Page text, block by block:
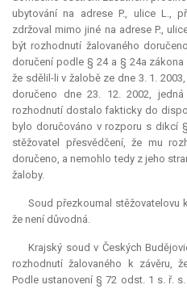
ubytování na adrese P., ulice L.,
zdržoval mimo jiné na adrese P.,
být rozhodnutí žalovaného
doručení podle § 24 a § 24a
že sdělil-li v žalobě ze dne 3. 1.
doručeno dne 23. 12. 2002,
rozhodnutí dostalo fakticky do
bylo doručováno v rozporu s dikcí
stěžovatel přesvědčení, že mu
doručeno, a nemohlo tedy z jeho
žaloby.
Soud přezkoumal stěžovatelovu
že není důvodná.
Krajský soud v Českých
rozhodnutí žalovaného k závěru,
Podle ustanovení § 72 odst. 1 s. ř.